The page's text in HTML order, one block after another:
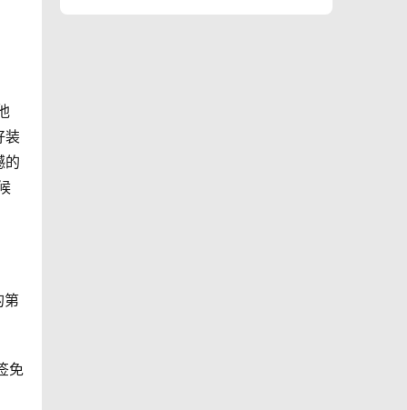
装
的
第
免